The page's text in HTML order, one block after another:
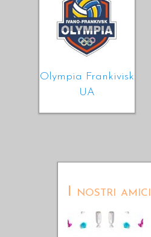
Olympia Frankivisk
UA
I nostri amici